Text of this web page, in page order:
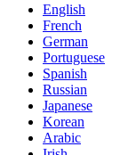
English
French
German
Portuguese
Spanish
Russian
Japanese
Korean
Arabic